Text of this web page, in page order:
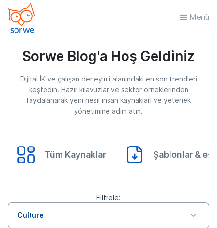
Menü
Sorwe Blog'a Hoş Geldiniz
Dijital İK ve çalışan deneyimi alanındaki en son trendleri
keşfedin. Hazır kılavuzlar ve sektör örneklerinden
faydalanarak yeni nesil insan kaynakları ve yetenek
yönetimine adım atın.
Tüm Kaynaklar Şablonlar & e-
Filtrele:
Culture